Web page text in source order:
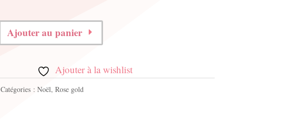
Ajouter au panier
Ajouter à la wishlist
Catégories : Noël, Rose gold